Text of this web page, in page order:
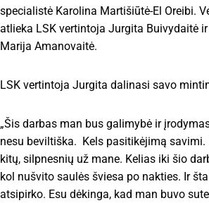
specialistė Karolina Martišiūtė-El Oreibi.
atlieka LSK vertintoja Jurgita Buivydaitė
Marija Amanovaitė.
LSK vertintoja Jurgita dalinasi savo
„Šis darbas man bus galimybė ir
nesu beviltiška. Kels pasitikėjimą savimi.
kitų, silpnesnių už mane. Kelias iki šio
kol nušvito saulės šviesa po nakties. Ir
atsipirko. Esu dėkinga, kad man buvo